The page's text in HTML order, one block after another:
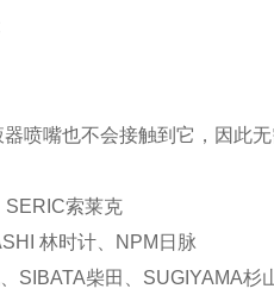
喷嘴也不会接触到它，因此
索莱克
林时计、NPM日脉
SIBATA柴田、SUGIYAMA杉